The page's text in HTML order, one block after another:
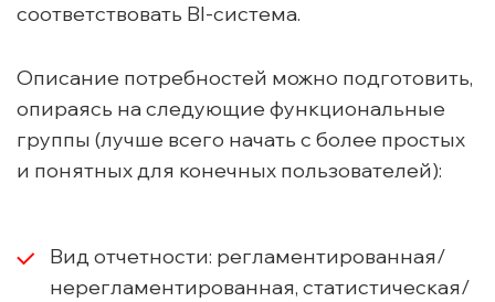
соответствовать BI-система.
Описание потребностей можно подготовить,
опираясь на следующие функциональные
группы (лучше всего начать с более простых
и понятных для конечных пользователей):
Вид отчетности: регламентированная/
нерегламентированная, статистическая/